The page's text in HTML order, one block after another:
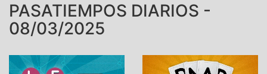
PASATIEMPOS DIARIOS -
08/03/2025